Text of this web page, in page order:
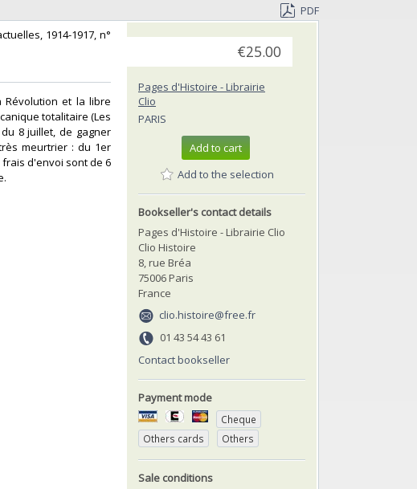
PDF
1914-1917, n°
Révolution et la libre
totalitaire (Les
8 juillet, de gagner
meurtrier : du 1er
frais d'envoi sont de 6
€25.00
Pages d'Histoire - Librairie
Clio
PARIS
Add to cart
Add to the selection
Bookseller's contact details
Pages d'Histoire - Librairie Clio
Clio Histoire
8, rue Bréa
75006 Paris
France
clio.histoire@free.fr
01 43 54 43 61
Contact bookseller
Payment mode
Cheque
Others cards
Others
Sale conditions